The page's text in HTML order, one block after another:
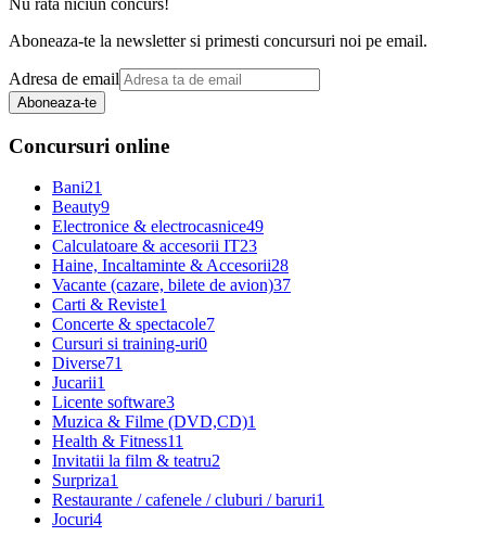
Aboneaza-te la newsletter si primesti concursuri noi pe email.
Adresa de email
Aboneaza-te
Concursuri online
Bani21
Beauty9
Electronice & electrocasnice49
Calculatoare & accesorii IT23
Haine, Incaltaminte & Accesorii28
Vacante (cazare, bilete de avion)37
Carti & Reviste1
Concerte & spectacole7
Cursuri si training-uri0
Diverse71
Jucarii1
Licente software3
Muzica & Filme (DVD,CD)1
Health & Fitness11
Invitatii la film & teatru2
Surpriza1
Restaurante / cafenele / cluburi / baruri1
Jocuri4